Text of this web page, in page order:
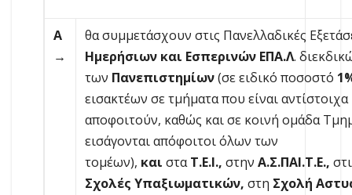
Α
→
θα συμμετάσχουν στις Πανελλαδικές
Ημερήσιων και Εσπερινών ΕΠΑ.Λ.
των Πανεπιστημίων(σε ειδικό ποσοστό
εισακτέων σε τμήματα που είναι
αποφοιτούν, καθώς και σε κοινή ομάδα
εισάγονται απόφοιτοι όλων των
τομέων), καισταΤ.Ε.Ι.,στην Α.Σ.ΠΑΙ.Τ.Ε.,
Σχολές Υπαξιωματικών, στη Σχολή